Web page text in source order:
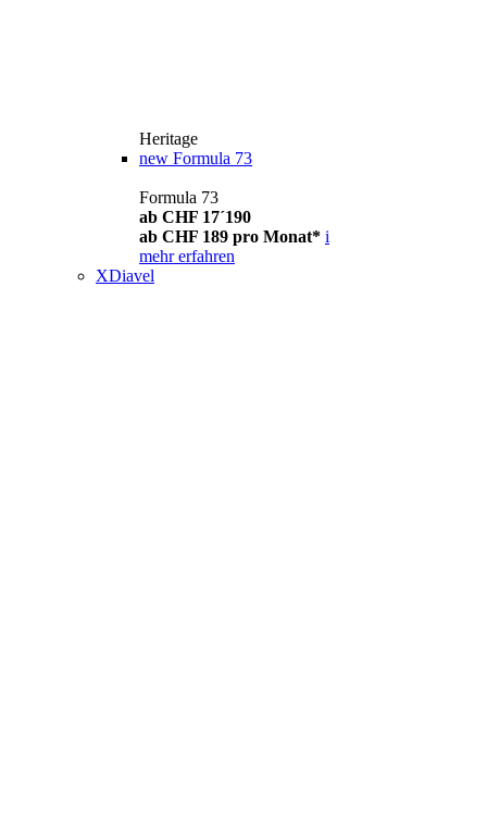
Heritage
new Formula 73
Formula 73
ab CHF 17´190
ab CHF 189 pro Monat* i
mehr erfahren
XDiavel